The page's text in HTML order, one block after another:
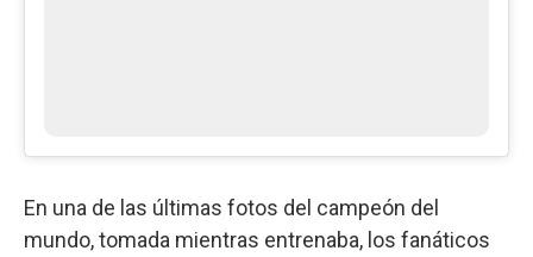
En una de las últimas fotos del campeón del
mundo, tomada mientras entrenaba, los fanáticos